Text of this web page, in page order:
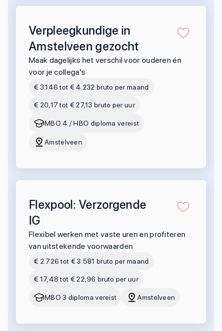
Verpleegkundige in
Amstelveen gezocht
Maak dagelijks het verschil voor ouderen én
voor je collega's
€ 3.146 tot € 4.232 bruto per maand
€ 20,17 tot € 27,13 bruto per uur
MBO 4 / HBO diploma vereist
Amstelveen
Flexpool: Verzorgende
IG
Flexibel werken met vaste uren en profiteren
van uitstekende voorwaarden
€ 2.726 tot € 3.581 bruto per maand
€ 17,48 tot € 22,96 bruto per uur
MBO 3 diploma vereist Amstelveen